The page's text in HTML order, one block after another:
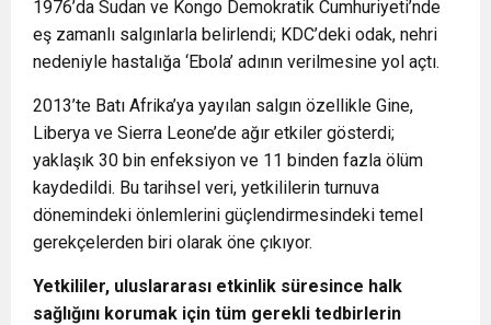
1976’da Sudan ve Kongo Demokratik Cumhuriyeti’nde
eş zamanlı salgınlarla belirlendi; KDC’deki odak, nehri
nedeniyle hastalığa ‘Ebola’ adının verilmesine yol açtı.
2013’te Batı Afrika’ya yayılan salgın özellikle Gine,
Liberya ve Sierra Leone’de ağır etkiler gösterdi;
yaklaşık 30 bin enfeksiyon ve 11 binden fazla ölüm
kaydedildi. Bu tarihsel veri, yetkililerin turnuva
dönemindeki önlemlerini güçlendirmesindeki temel
gerekçelerden biri olarak öne çıkıyor.
Yetkililer, uluslararası etkinlik süresince halk
sağlığını korumak için tüm gerekli tedbirlerin